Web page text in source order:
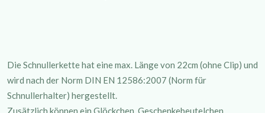
Die Schnullerkette hat eine max. Länge von 22cm (ohne Clip) und
wird nach der Norm DIN EN 12586:2007 (Norm für
Schnullerhalter) hergestellt.
Zusätzlich können ein Glöckchen, Geschenkebeutelchen,